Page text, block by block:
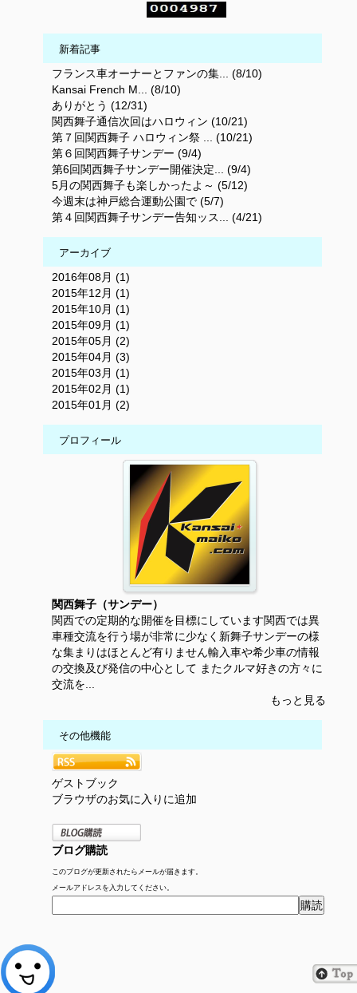
新着記事
フランス車オーナーとファンの集... (8/10)
Kansai French M... (8/10)
ありがとう (12/31)
関西舞子通信次回はハロウィン (10/21)
第７回関西舞子 ハロウィン祭 ... (10/21)
第６回関西舞子サンデー (9/4)
第6回関西舞子サンデー開催決定... (9/4)
5月の関西舞子も楽しかったよ～ (5/12)
今週末は神戸総合運動公園で (5/7)
第４回関西舞子サンデー告知ッス... (4/21)
アーカイブ
2016年08月 (1)
2015年12月 (1)
2015年10月 (1)
2015年09月 (1)
2015年05月 (2)
2015年04月 (3)
2015年03月 (1)
2015年02月 (1)
2015年01月 (2)
プロフィール
関西舞子（サンデー）
関西での定期的な開催を目標にしています関西では異
車種交流を行う場が非常に少なく新舞子サンデーの様
な集まりはほとんど有りません輸入車や希少車の情報
の交換及び発信の中心として またクルマ好きの方々に
交流を...
もっと見る
その他機能
ゲストブック
ブラウザのお気に入りに追加
ブログ購読
このブログが更新されたらメールが届きます。
メールアドレスを入力してください。